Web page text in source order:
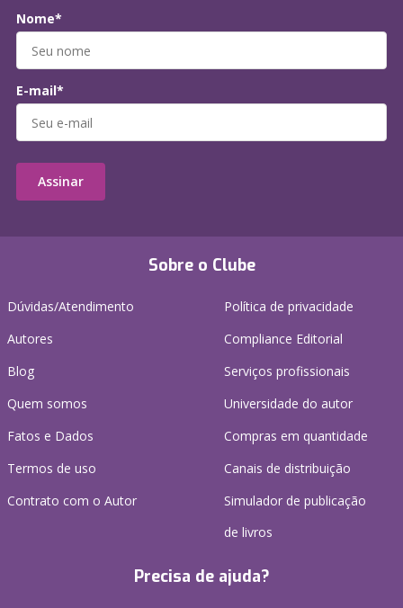
Sobre o Clube
Dúvidas/Atendimento
Autores
Blog
Quem somos
Fatos e Dados
Termos de uso
Contrato com o Autor
Política de privacidade
Compliance Editorial
Serviços profissionais
Universidade do autor
Compras em quantidade
Canais de distribuição
Simulador de publicação
de livros
Precisa de ajuda?
Nome*
E-mail*
Assinar